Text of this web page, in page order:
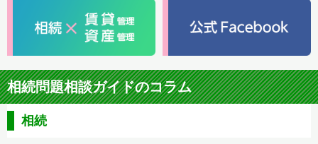
相続問題相談ガイドのコラム
相続